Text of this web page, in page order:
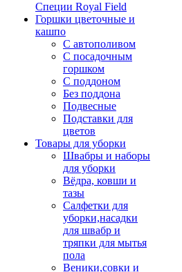
Специи Royal Field
Горшки цветочные и
кашпо
С автополивом
С посадочным
горшком
С поддоном
Без поддона
Подвесные
Подставки для
цветов
Товары для уборки
Швабры и наборы
для уборки
Вёдра, ковши и
тазы
Салфетки для
уборки,насадки
для швабр и
тряпки для мытья
пола
Веники,совки и